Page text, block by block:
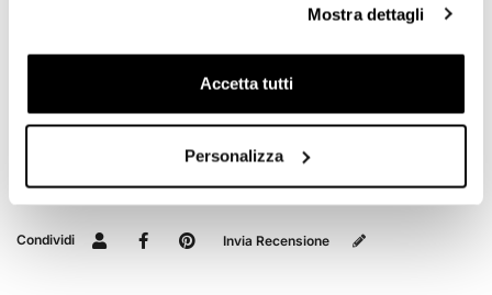
Mostra dettagli
Accetta tutti
Personalizza
OPINIONE DEI CLIENTI
per poter scrivere la tua opinione.
Condividi Invia Recensione